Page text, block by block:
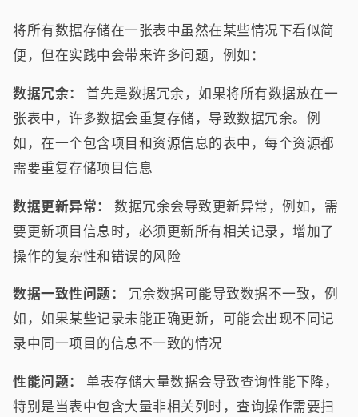
将所有数据存储在一张表中虽然在某些情况下看似简
便，但在实践中会带来许多问题，例如：
数据冗余：
首先是数据冗余，如果将所有数据放在一
张表中，许多数据会重复存储，导致数据冗余。例
如，在一个包含项目和资源信息的表中，每个资源都
需要重复存储项目信息
数据更新异常：
数据冗余会导致更新异常，例如，需
要更新项目信息时，必须更新所有相关记录，增加了
操作的复杂性和错误的风险
数据一致性问题：
冗余数据可能导致数据不一致，例
如，如果某些记录未能正确更新，可能会出现不同记
录中同一项目的信息不一致的情况
性能问题：
单表存储大量数据会导致查询性能下降，
特别是当表中包含大量非相关列时，查询操作需要扫